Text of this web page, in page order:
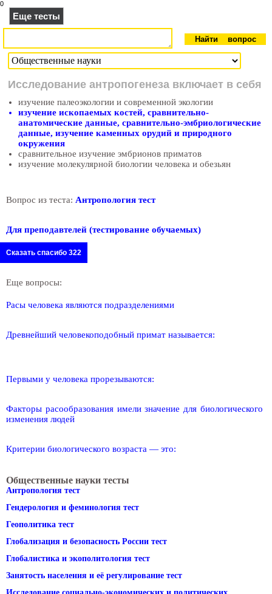
0
Еще тесты
Исследование антропогенеза включает в себя
изучение палеоэкологии и современной экологии
изучение ископаемых костей, сравнительно-
анатомические данные, сравнительно-эмбриологические
данные, изучение каменных орудий и природного
окружения
сравнительное изучение эмбрионов приматов
изучение молекулярной биологии человека и обезьян
Вопрос из теста: Антропология тест
Для преподавтелей (тестирование обучаемых)
Сказать спасибо 322
Еще вопросы:
Расы человека являются подразделениями
Древнейший человекоподобный примат называется:
Первыми у человека прорезываются:
Факторы расообразования имели значение для биологического
изменения людей
Критерии биологического возраста — это:
Общественные науки тесты
Антропология тест
Гендерология и феминология тест
Геополитика тест
Глобализация и безопасность России тест
Глобалистика и экополитология тест
Занятость населения и её регулирование тест